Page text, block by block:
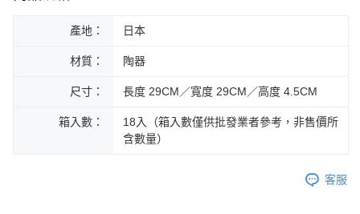
每筆NT$200，滿NT$1,000(含以上)免運費
黑貓外島宅配
每筆NT$360
產地： 日本
材質： 陶器
尺寸： 長度 29CM／寬度 29CM／高度 4.5CM
箱入數：
18入（箱入數僅供批發業者參考，非售價所
含數量）
客服